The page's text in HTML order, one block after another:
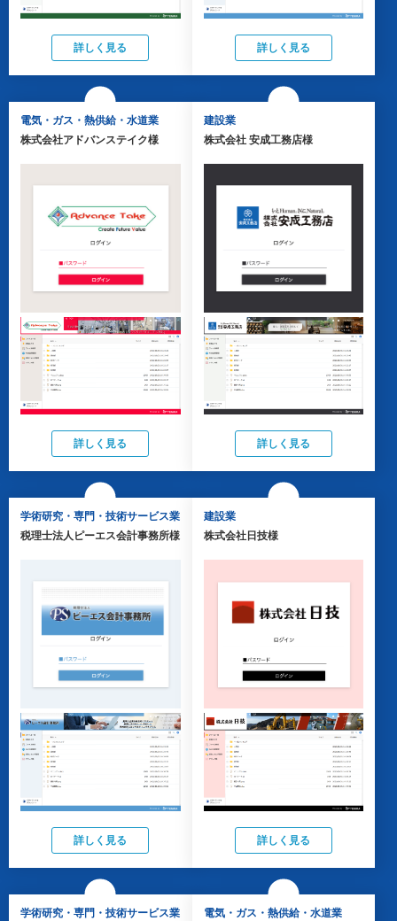
詳しく見る 詳しく見る
電気・ガス・熱供給・水道業
株式会社アドバンステイク様
詳しく見る
建設業
株式会社 安成工務店様
詳しく見る
学術研究・専門・技術サービス業
税理士法人ピーエス会計事務所様
詳しく見る
建設業
株式会社日技様
詳しく見る
学術研究・専門・技術サービス業
電気・ガス・熱供給・水道業